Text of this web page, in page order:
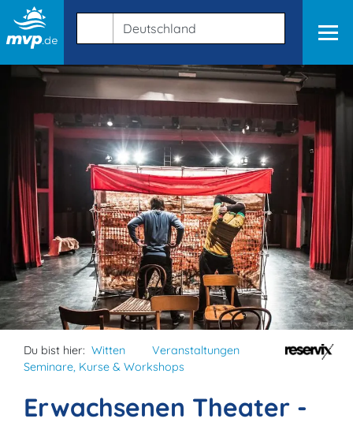
Du bist hier: Witten
Veranstaltungen
Seminare, Kurse & Workshops
Erwachsenen Theater -